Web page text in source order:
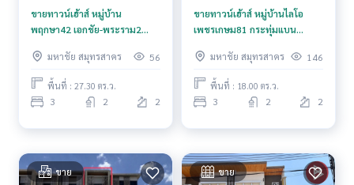
ประเมิน**
Tel :0612479826แอน (รหัสตัวแทน 5540)
Line ID : annaod6909
Tel :0631653359 ออด (รหัสตัวแทน 5540-1)
Line ID : Aodaodpo
สนใจดูทรัพย์อื่นๆ เพิ่มเติม มากกว่า 3,000 รายการ
ขายทาวน์เฮ้าส์ หมู่บ้าน
พฤกษา42 เอกชัย-พระราม2
มหาชัย สมุทรสาคร
56
พื้นที่ : 27.30 ตร.ว.
3 2 2
ขายทาวน์เฮ้าส์ หมู่บ้านไลโอ
เพชรเกษม81 กระทุ่มแบน
มหาชัย สมุทรสาคร
146
พื้นที่ : 18.00 ตร.ว.
3 2 2
ขาย ขาย